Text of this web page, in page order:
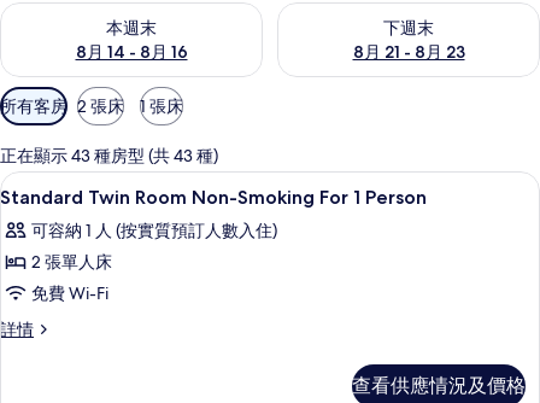
本週末
8月 14 - 8月 16
查看本週末 8月 14 - 8月 16的可訂空房
下週末
8月 21 - 8月 23
查看下週末 8月 21 - 8月 23的
可
用
嘅
客
房
篩
選
條
所有客房 2 張床 1 張床
正在顯示 43 種房型 (共 43 種)
載
入
所
有
Standard
Twin
1
Standard Twin Room Non-Smoking For 1 Person
可容納 1 人 (按實質預訂人數入住)
2 張單人床
免費 Wi-Fi
詳情
Standard
查看供應情況及價格